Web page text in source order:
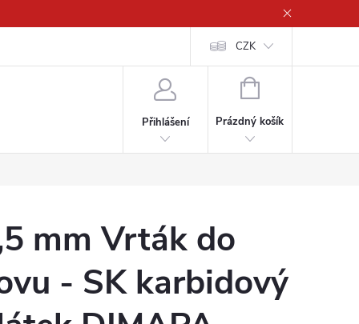
CZK
Přihlášení
NÁKUPNÍ
Prázdný košík
mm Vrták do
- SK karbidový